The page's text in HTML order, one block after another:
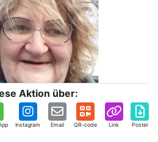
Aktion über:
Instagram Email QR-code Link Poster